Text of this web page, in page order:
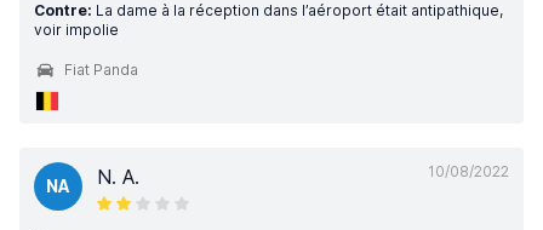
Contre: La dame à la réception dans l’aéroport était antipathique,
voir impolie
Fiat Panda
10/08/2022
NA N. A.